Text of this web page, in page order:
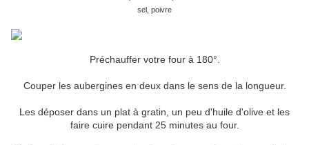
sel, poivre
Préchauffer votre four à 180°.
Couper les aubergines en deux dans le sens de la longueur.
Les déposer dans un plat à gratin, un peu d'huile d'olive et les
faire cuire pendant 25 minutes au four.